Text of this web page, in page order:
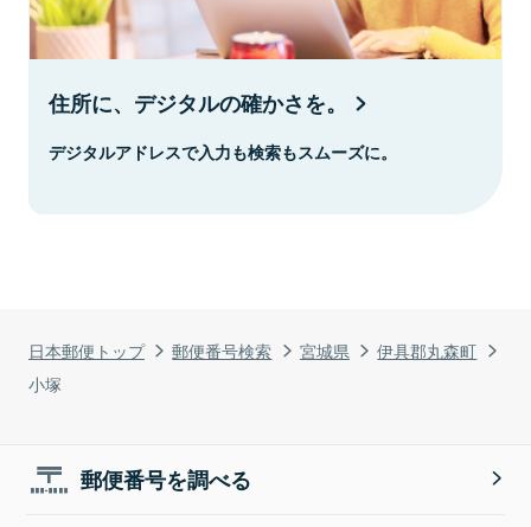
日本郵便トップ 郵便番号検索 宮城県
伊具郡丸森町
小塚
住所に、デジタルの確かさを。
デジタルアドレスで入力も検索もスムーズに。
郵便番号を調べる